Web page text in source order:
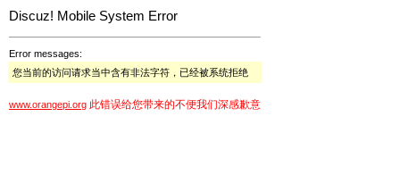
Discuz! Mobile System Error
Error messages:
您当前的访问请求当中含有非法字符，已经被系统拒绝
www.orangepi.org 此错误给您带来的不便我们深感歉意